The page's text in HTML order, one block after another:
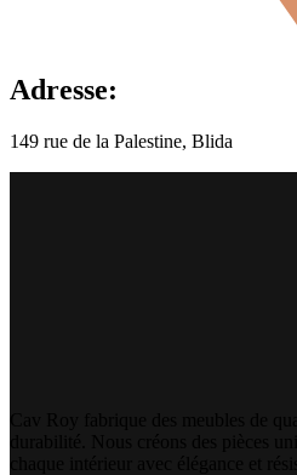
Adresse:
149 rue de la Palestine, Blida